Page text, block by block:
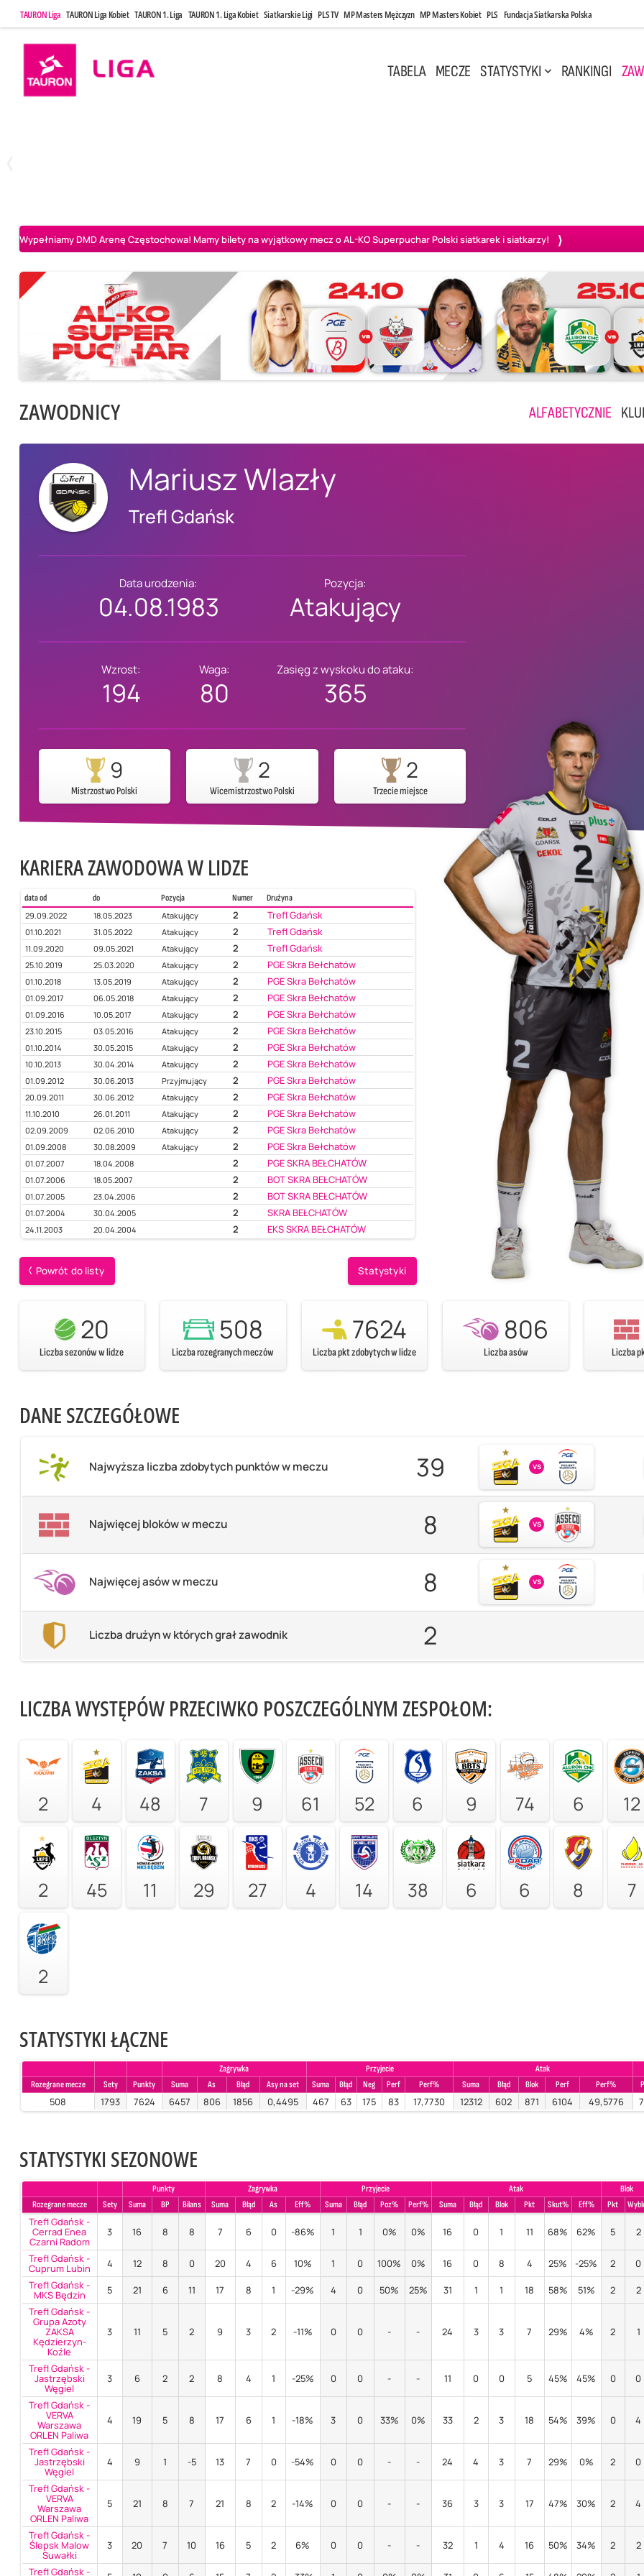
TAURON Liga TAURON Liga Kobiet TAURON 1. Liga TAURON 1. Liga Kobiet Siatkarskie Ligi PLS TV MP Masters Mężczyzn MP Masters Kobiet PLS Fundacja Siatkarska Polska
TABELA MECZE STATYSTYKI RANKINGI
Wypełniamy DMD Arenę Częstochowa! Mamy bilety na wyjątkowy mecz o AL-KO Superpuchar Polski siatkarek i siatkarzy!
ZAWODNICY ALFABETYCZNIE
Mariusz Wlazły
Trefl Gdańsk
Data urodzenia:
04.08.1983
Pozycja:
Atakujący
Wzrost:
194
Waga:
80
Zasięg z wyskoku do ataku:
365
9
Mistrzostwo Polski
2
Wicemistrzostwo Polski
2
Trzecie miejsce
KARIERA ZAWODOWA W LIDZE
data od do Pozycja Numer
Drużyna
29.09.2022
18.05.2023 Atakujący 2 Trefl Gdańsk
01.10.2021 31.05.2022 Atakujący 2 Trefl Gdańsk
11.09.2020 09.05.2021 Atakujący 2 Trefl Gdańsk
25.10.2019 25.03.2020 Atakujący 2 PGE Skra Bełchatów
01.10.2018 13.05.2019 Atakujący 2 PGE Skra Bełchatów
01.09.2017 06.05.2018 Atakujący 2 PGE Skra Bełchatów
01.09.2016 10.05.2017 Atakujący 2 PGE Skra Bełchatów
23.10.2015 03.05.2016 Atakujący 2 PGE Skra Bełchatów
01.10.2014 30.05.2015 Atakujący 2 PGE Skra Bełchatów
10.10.2013 30.04.2014 Atakujący 2 PGE Skra Bełchatów
01.09.2012 30.06.2013 Przyjmujący 2 PGE Skra Bełchatów
20.09.2011 30.06.2012 Atakujący 2 PGE Skra Bełchatów
11.10.2010 26.01.2011 Atakujący 2 PGE Skra Bełchatów
02.09.2009 02.06.2010 Atakujący 2 PGE Skra Bełchatów
01.09.2008 30.08.2009 Atakujący 2 PGE Skra Bełchatów
01.07.2007 18.04.2008 2 PGE SKRA BEŁCHATÓW
01.07.2006 18.05.2007 2 BOT SKRA BEŁCHATÓW
01.07.2005 23.04.2006 2 BOT SKRA BEŁCHATÓW
01.07.2004 30.04.2005 2 SKRA BEŁCHATÓW
24.11.2003 20.04.2004 2 EKS SKRA BEŁCHATÓW
Powrót do listy Statystyki
20
Liczba sezonów w lidze
508
Liczba rozegranych meczów
7624
Liczba pkt zdobytych w lidze
806
Liczba asów Liczba
DANE SZCZEGÓŁOWE
Najwyższa liczba zdobytych punktów w meczu 39 vs
Najwięcej bloków w meczu 8 vs
Najwięcej asów w meczu 8 vs
Liczba drużyn w których grał zawodnik 2
LICZBA WYSTĘPÓW PRZECIWKO POSZCZEGÓLNYM ZESPOŁOM:
2 4 48 7 9 61 52 6 9 74 6 12
2 45 11 29 27 4 14 38 6 6 8 7
2
STATYSTYKI ŁĄCZNE
Zagrywka Przyjecie
Atak
Rozegrane mecze
Sety Punkty Suma As Błąd Asy na set Suma Błąd Neg Perf Perf% Suma Błąd Blok Perf Perf%
508 1793 7624 6457 806 1856 0,4495 467 63 175 83 17,7730 12312 602 871 6104 49,5776
STATYSTYKI SEZONOWE
Punkty Zagrywka Przyjecie Atak
Blok
Rozegrane mecze
Sety Suma BP Bilans Suma Błąd As Eff% Suma Błąd Poz% Perf% Suma Błąd Blok Pkt Skut% Eff% Pkt
Trefl Gdańsk -
Cerrad Enea
Czarni Radom
3 16 8 8 7 6 0 -86% 1 1 0% 0% 16 0 1 11 68% 62% 5 2
Trefl Gdańsk -
Cuprum Lubin 4 12 8 0 20 4 6 10% 1 0 100% 0% 16 0 8 4 25% -25% 2
0
Trefl Gdańsk -
MKS Będzin 5 21 6 11 17 8 1 -29% 4 0 50% 25% 31 1 1 18 58% 51% 2
2
Trefl Gdańsk -
Grupa Azoty
ZAKSA
Kędzierzyn-
Koźle
3 11 5 2 9 3 2 -11% 0 0 - - 24 3 3 7 29% 4% 2 1
Trefl Gdańsk -
Jastrzębski
Węgiel
3 6 2 2 8 4 1 -25% 0 0 - - 11 0 0 5 45% 45% 0 0
Trefl Gdańsk -
VERVA
Warszawa
ORLEN Paliwa
4 19 5 8 17 6 1 -18% 3 0 33% 0% 33 2 3 18 54% 39% 0 4
Trefl Gdańsk -
Jastrzębski
Węgiel
4 9 1 -5 13 7 0 -54% 0 0 - - 24 4 3 7 29% 0% 2 0
Trefl Gdańsk -
VERVA
Warszawa
ORLEN Paliwa
5 21 8 7 21 8 2 -14% 0 0 - - 36 3 3 17 47% 30% 2 4
Trefl Gdańsk -
Ślepsk Malow
Suwałki
3 20 7 10 16 5 2 6% 0 0 - - 32 1 4 16 50% 34% 2 2
Trefl Gdańsk -